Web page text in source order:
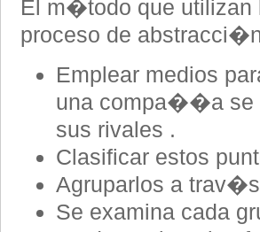
El m�todo que utilizan
proceso de
Emplear medios
una compa��a se
sus rivales .
Clasificar estos
Agruparlos a
Se examina cada